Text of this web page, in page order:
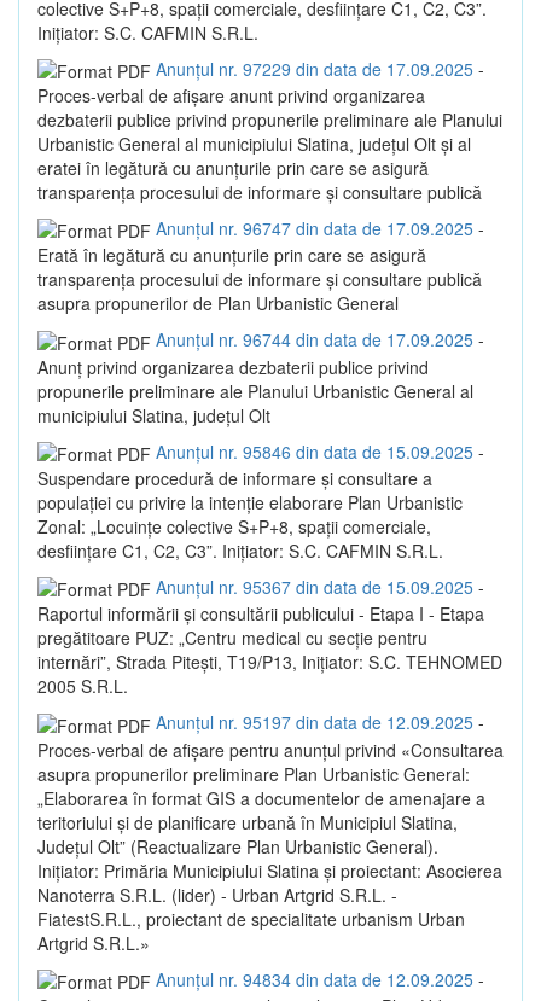
colective S+P+8, spații comerciale, desființare C1, C2, C3”.
Inițiator: S.C. CAFMIN S.R.L.
Anunțul nr. 97229 din data de 17.09.2025 -
Proces-verbal de afișare anunt privind organizarea
dezbaterii publice privind propunerile preliminare ale Planului
Urbanistic General al municipiului Slatina, județul Olt și al
eratei în legătură cu anunțurile prin care se asigură
transparența procesului de informare și consultare publică
Anunțul nr. 96747 din data de 17.09.2025 -
Erată în legătură cu anunțurile prin care se asigură
transparența procesului de informare și consultare publică
asupra propunerilor de Plan Urbanistic General
Anunțul nr. 96744 din data de 17.09.2025 -
Anunț privind organizarea dezbaterii publice privind
propunerile preliminare ale Planului Urbanistic General al
municipiului Slatina, județul Olt
Anunțul nr. 95846 din data de 15.09.2025 -
Suspendare procedură de informare și consultare a
populației cu privire la intenție elaborare Plan Urbanistic
Zonal: „Locuințe colective S+P+8, spații comerciale,
desființare C1, C2, C3”. Inițiator: S.C. CAFMIN S.R.L.
Anunțul nr. 95367 din data de 15.09.2025 -
Raportul informării și consultării publicului - Etapa I - Etapa
pregătitoare PUZ: „Centru medical cu secție pentru
internări”, Strada Pitești, T19/P13, Inițiator: S.C. TEHNOMED
2005 S.R.L.
Anunțul nr. 95197 din data de 12.09.2025 -
Proces-verbal de afișare pentru anunțul privind «Consultarea
asupra propunerilor preliminare Plan Urbanistic General:
„Elaborarea în format GIS a documentelor de amenajare a
teritoriului și de planificare urbană în Municipiul Slatina,
Județul Olt” (Reactualizare Plan Urbanistic General).
Inițiator: Primăria Municipiului Slatina și proiectant: Asocierea
Nanoterra S.R.L. (lider) - Urban Artgrid S.R.L. -
FiatestS.R.L., proiectant de specialitate urbanism Urban
Artgrid S.R.L.»
Anunțul nr. 94834 din data de 12.09.2025 -